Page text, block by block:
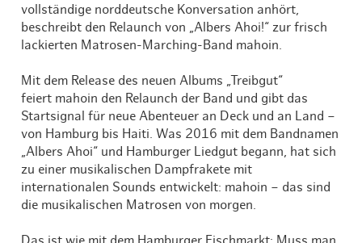
vollständige norddeutsche Konversation anhört,
beschreibt den Relaunch von „Albers Ahoi!“ zur frisch
lackierten Matrosen-Marching-Band mahoin.
Mit dem Release des neuen Albums „Treibgut“
feiert mahoin den Relaunch der Band und gibt das
Startsignal für neue Abenteuer an Deck und an Land –
von Hamburg bis Haiti. Was 2016 mit dem Bandnamen
„Albers Ahoi“ und Hamburger Liedgut begann, hat sich
zu einer musikalischen Dampfrakete mit
internationalen Sounds entwickelt: mahoin – das sind
die musikalischen Matrosen von morgen.